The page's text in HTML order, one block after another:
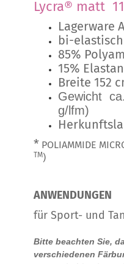
Lycra® matt
Lagerware A
bi-elastisch
85%
15%
Breite 152
Gewicht
g/lfm)
* POLIAMMIDE
TM)
ANWENDUNGEN
für Sport- und
Bitte beachten Sie,
verschiedenen